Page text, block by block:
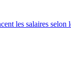
les salaires selon